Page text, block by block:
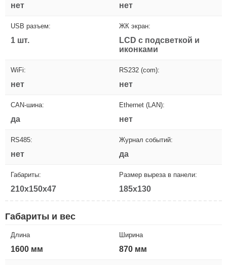
нет нет
USB разъем:
1 шт.
ЖК экран:
LCD с подсветкой и
иконками
WiFi:
нет
RS232 (com):
нет
CAN-шина:
да
Ethernet (LAN):
нет
RS485:
нет
Журнал событий:
да
Габариты:
210x150x47
Размер выреза в панели:
185x130
Габариты и вес
Длина
1600 мм
Ширина
870 мм